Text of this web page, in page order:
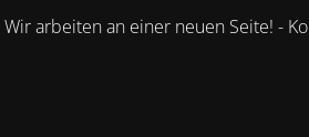
Wir arbeiten an einer neuen Seite! -